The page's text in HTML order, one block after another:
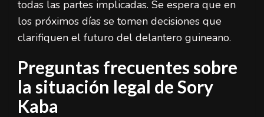
todas las partes implicadas. Se espera que en
los próximos días se tomen decisiones que
clarifiquen el futuro del delantero guineano.
Preguntas frecuentes sobre
la situación legal de Sory
Kaba